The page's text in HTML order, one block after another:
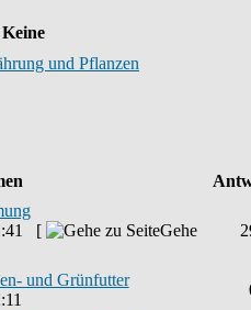
und Pflanzen
[
Gehe
und Grünfutter